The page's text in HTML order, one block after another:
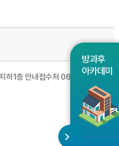
방과후
아카데미
1층 안내접수처 06시